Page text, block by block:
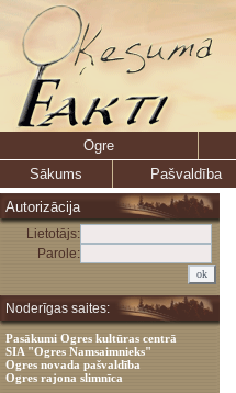
Ogre
Sākums
Pašvaldība
Autorizācija
Lietotājs:
Parole:
Noderīgas saites:
Pasākumi Ogres kultūras centrā
SIA "Ogres Namsaimnieks"
Ogres novada pašvaldība
Ogres rajona slimnīca